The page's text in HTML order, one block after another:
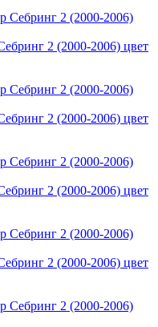
2 (2000-2006) цвет
2 (2000-2006) цвет
2 (2000-2006) цвет
2 (2000-2006) цвет